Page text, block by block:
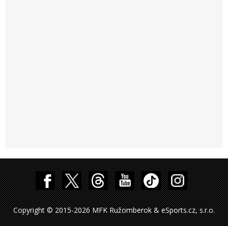
Copyright © 2015-2026 MFK Ružomberok & eSports.cz, s.r.o.